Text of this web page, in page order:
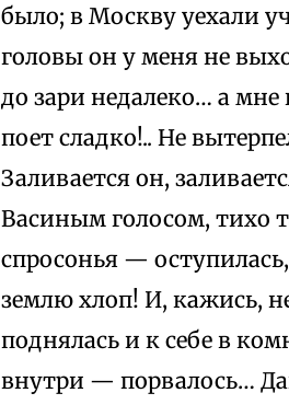
было; в Москву уехали
головы он у меня не
до зари недалеко… а мне
поет сладко!.. Не
Заливается он,
Васиным голосом, тихо
спросонья —
землю хлоп! И, кажись,
поднялась и к себе в
внутри — порвалось…